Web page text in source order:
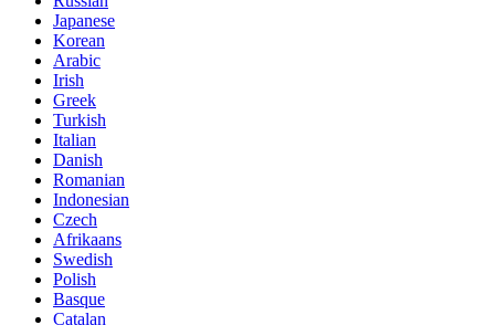
Japanese
Korean
Arabic
Irish
Greek
Turkish
Italian
Danish
Romanian
Indonesian
Czech
Afrikaans
Swedish
Polish
Basque
Catalan